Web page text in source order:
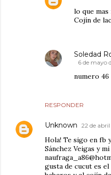
RESPONDER
lo que mas
Cojín de
Soledad
6 de mayo
numero 46
Unknown 22 de
Hola! Te sigo en fb
Sánchez Veigas y mi
gusta de cucut es